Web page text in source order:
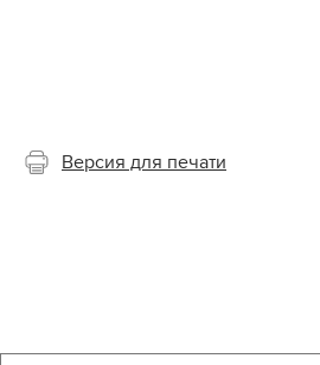
Версия для печати